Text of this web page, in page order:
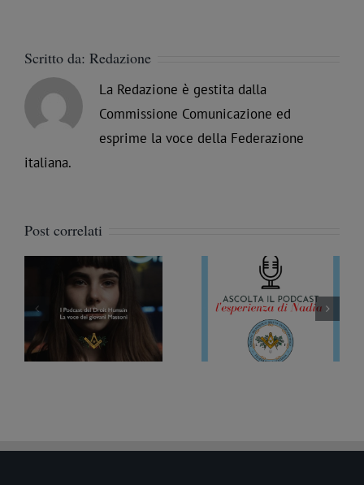
Scritto da: Redazione
La Redazione è gestita dalla
Commissione Comunicazione ed
esprime la voce della Federazione
italiana.
Post correlati
Podcast sulla
Massoneria #9 –
L’esperienza di Nadia
Podcast sulla
Massoneria #8 –
L’esperienza di Patrizia